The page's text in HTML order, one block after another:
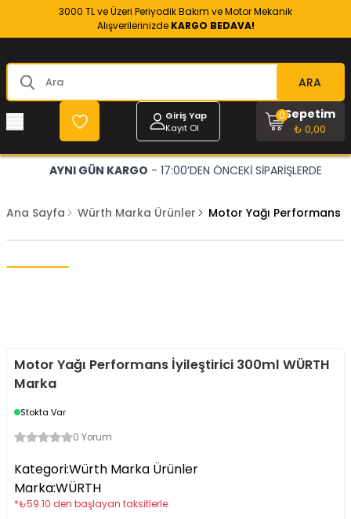
3000 TL ve Üzeri Periyodik Bakım ve Motor Mekanik
Alışverilerinizde KARGO BEDAVA!
ARA
Giriş Yap
Kayıt Ol
Sepetim
₺ 0,00
0
AYNI GÜN KARGO - 17:00’DEN ÖNCEKİ SİPARİŞLERDE
Ana Sayfa Würth Marka Ürünler Motor Yağı Performans
Motor Yağı Performans İyileştirici 300ml WÜRTH
Marka
Stokta Var
0 Yorum
Kategori:Würth Marka Ürünler
Marka:WÜRTH
*₺59.10 den başlayan taksitlerle